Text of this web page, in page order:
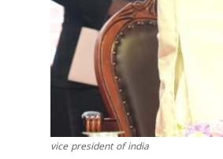
vice president of india